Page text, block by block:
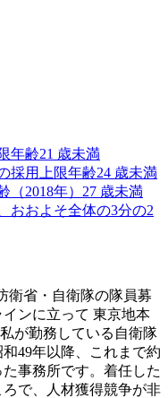
年齢21 歳未満
採用上限年齢24 歳未満
2018年） 27 歳未満
おおよそ全体の3分の2
衛省・自衛隊の隊員募
ンに立って 東京地本
が勤務している自衛隊
49年以降、これまで約
事務所です。着任した
で、人材獲得競争が非